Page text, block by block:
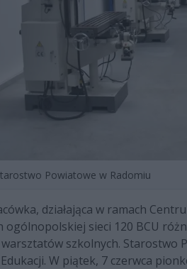
Powiatowe w Radomiu
działająca w ramach
ogólnopolskiej sieci 120 BCU
szkolnych. Starostwo
W piątek, 7 czerwca